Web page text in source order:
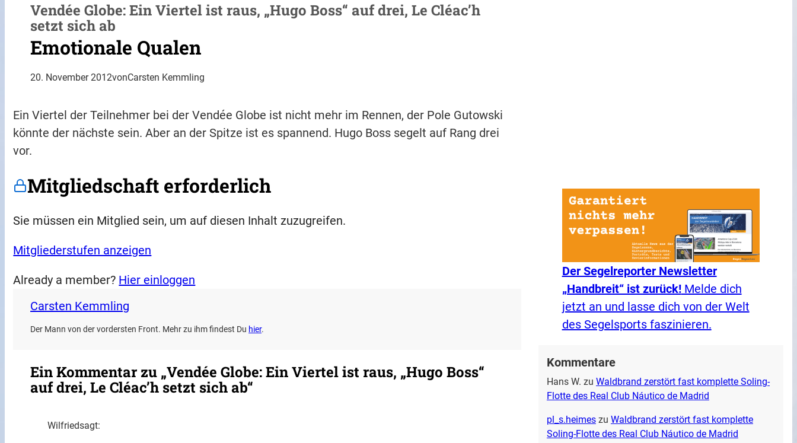
Vendée Globe: Ein Viertel ist raus, „Hugo Boss“ auf drei, Le Cléac’h
setzt sich ab
Emotionale Qualen
20. November 2012vonCarsten Kemmling
Ein Viertel der Teilnehmer bei der Vendée Globe ist nicht mehr im Rennen, der Pole Gutowski
könnte der nächste sein. Aber an der Spitze ist es spannend. Hugo Boss segelt auf Rang drei
vor.
Mitgliedschaft erforderlich
Sie müssen ein Mitglied sein, um auf diesen Inhalt zuzugreifen.
Mitgliederstufen anzeigen
Already a member? Hier einloggen
Carsten Kemmling
Der Mann von der vordersten Front. Mehr zu ihm findest Du hier.
Ein Kommentar zu „Vendée Globe: Ein Viertel ist raus, „Hugo Boss“
auf drei, Le Cléac’h setzt sich ab“
Wilfriedsagt:
Der Segelreporter Newsletter
„Handbreit“ ist zurück!Melde dich
jetzt an und lasse dich von der Welt
des Segelsports faszinieren.
Kommentare
Hans W. zu Waldbrand zerstört fast komplette Soling-
Flotte des Real Club Náutico de Madrid
pl_s.heimeszu Waldbrand zerstört fast komplette
Soling-Flotte des Real Club Náutico de Madrid